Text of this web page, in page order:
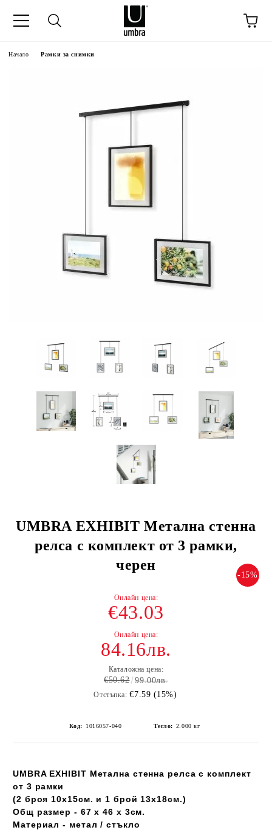
Начало Рамки за снимки
UMBRA EXHIBIT Метална стенна
релса с комплект от 3 рамки,
черен
-15%
€43.03
84.16лв.
Каталожна цена:
€50.62 99.00лв.
Отстъпка: €7.59 (15%)
Код: 1016057-040 Тегло: 2.000 кг
UMBRA EXHIBIT Метална стенна релса с комплект
от 3 рамки
(2 броя 10х15см. и 1 брой 13х18см.)
Общ размер - 67 x 46 x 3см.
Материал - метал / стъкло